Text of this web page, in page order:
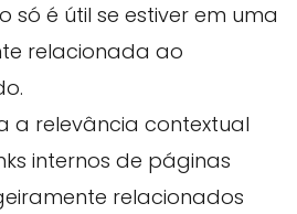
só é útil se estiver em uma
relacionada ao
a relevância contextual
internos de páginas
relacionados